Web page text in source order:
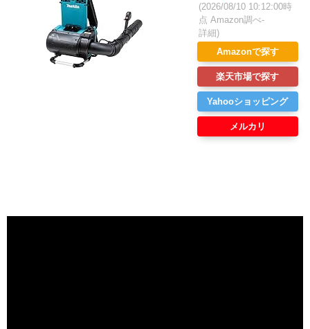
(2026/08/10 10:12:00時
点 Amazon調べ-
詳細)
Amazonで探す
楽天市場で探す
Yahooショッピング
メルカリ